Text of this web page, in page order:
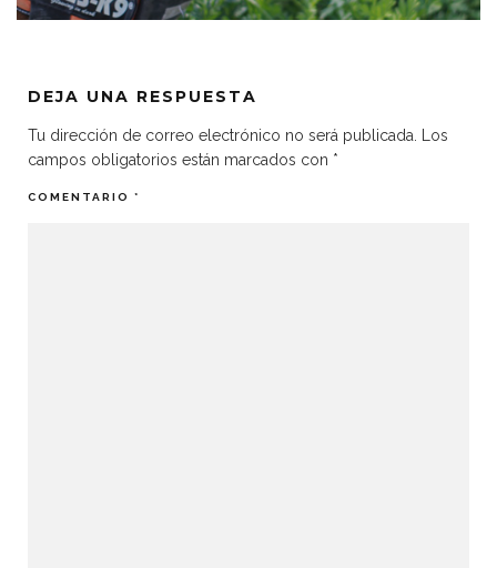
DEJA UNA RESPUESTA
Tu dirección de correo electrónico no será publicada.
Los
campos obligatorios están marcados con *
COMENTARIO *